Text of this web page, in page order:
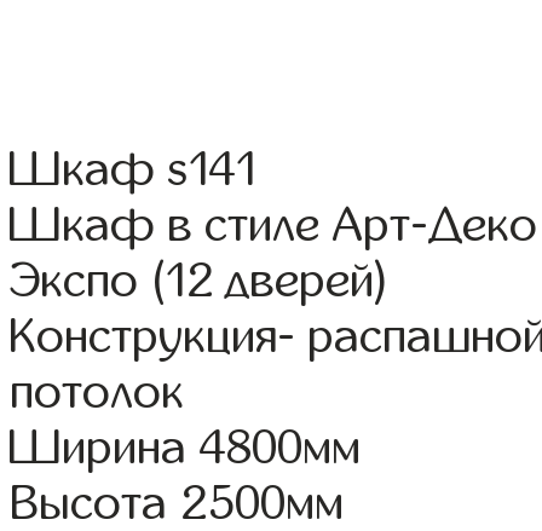
Шкаф s141
Шкаф в стиле Арт-
Экспо (12 дверей)
Конструкция-
потолок
Ширина 4800мм
Высота 2500мм